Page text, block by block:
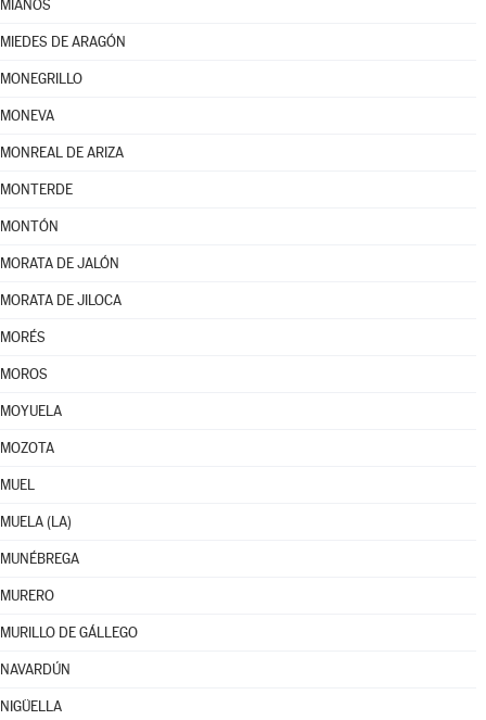
MIANOS
MIEDES DE ARAGÓN
MONEGRILLO
MONEVA
MONREAL DE ARIZA
MONTERDE
MONTÓN
MORATA DE JALÓN
MORATA DE JILOCA
MORÉS
MOROS
MOYUELA
MOZOTA
MUEL
MUELA (LA)
MUNÉBREGA
MURERO
MURILLO DE GÁLLEGO
NAVARDÚN
NIGÜELLA